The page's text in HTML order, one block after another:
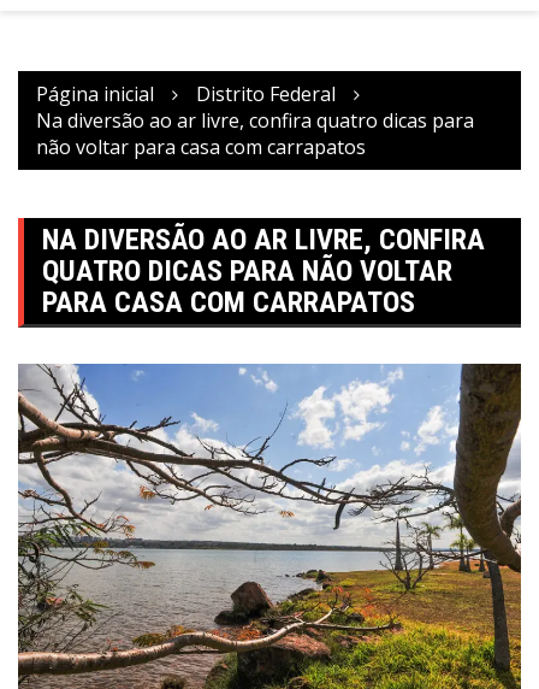
Página inicial
Distrito Federal
Na diversão ao ar livre, confira quatro dicas para
não voltar para casa com carrapatos
NA DIVERSÃO AO AR LIVRE, CONFIRA
QUATRO DICAS PARA NÃO VOLTAR
PARA CASA COM CARRAPATOS